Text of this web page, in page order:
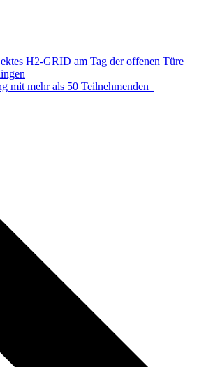
H2-GRID am Tag der offenen Türe
mit mehr als 50 Teilnehmenden